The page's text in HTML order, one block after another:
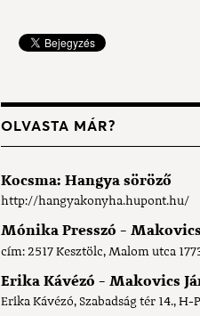
OLVASTA MÁR?
Kocsma: Hangya söröző
http://hangyakonyha.hupont.hu/
Mónika Presszó -
cím: 2517 Kesztölc, Malom utca
Erika Kávézó - Makovics
Erika Kávézó, Szabadság tér 14., H-